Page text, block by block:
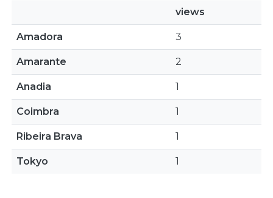
views
Amadora 3
Amarante 2
Anadia 1
Coimbra 1
Ribeira Brava 1
Tokyo 1